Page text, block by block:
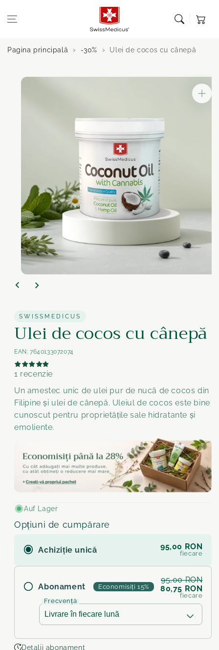
conținut
Pagina principală -30% Ulei de cocos cu cânepă
informații
SWISSMEDICUS
Ulei de cocos cu cânepă
EAN: 7640133072074
1 recenzie
Un amestec unic de ulei pur de nucă de cocos din
Filipine și ulei de cânepă. Uleiul de cocos este bine
cunoscut pentru proprietățile sale hidratante și
emoliente.
Auf Lager
Opțiuni de cumpărare
Achiziție unică 95,00 RON
fiecare
Abonament Economisiți 15%
95,00 RON
80,75 RON
fiecare
Frecvență
Detalii abonament